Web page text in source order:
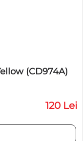
(CD974A)
120 Lei